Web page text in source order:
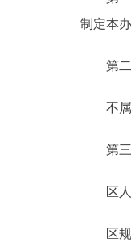
走进北京
制定本办
第二条
不属
第三条
区人民
区规划